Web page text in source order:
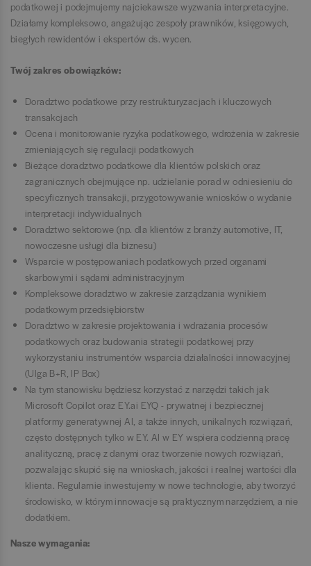
podatkowej i podejmujemy najciekawsze wyzwania interpretacyjne.
Działamy kompleksowo, angażując zespoły prawników, księgowych,
biegłych rewidentów i ekspertów ds. wycen.
Twój zakres obowiązków:
Doradztwo podatkowe przy restrukturyzacjach i kluczowych
transakcjach
Ocena i monitorowanie ryzyka podatkowego, wdrożenia w zakresie
zmieniających się regulacji podatkowych
Bieżące doradztwo podatkowe dla klientów polskich oraz
zagranicznych obejmujące np. udzielanie porad w odniesieniu do
specyficznych transakcji, przygotowywanie wniosków o wydanie
interpretacji indywidualnych
Doradztwo sektorowe (np. dla klientów z branży automotive, IT,
nowoczesne usługi dla biznesu)
Wsparcie w postępowaniach podatkowych przed organami
skarbowymi i sądami administracyjnym
Kompleksowe doradztwo w zakresie zarządzania wynikiem
podatkowym przedsiębiorstw
Doradztwo w zakresie projektowania i wdrażania procesów
podatkowych oraz budowania strategii podatkowej przy
wykorzystaniu instrumentów wsparcia działalności innowacyjnej
(Ulga B+R, IP Box)
Na tym stanowisku będziesz korzystać z narzędzi takich jak
Microsoft Copilot oraz EY.ai EYQ - prywatnej i bezpiecznej
platformy generatywnej AI, a także innych, unikalnych rozwiązań,
często dostępnych tylko w EY. AI w EY wspiera codzienną pracę
analityczną, pracę z danymi oraz tworzenie nowych rozwiązań,
pozwalając skupić się na wnioskach, jakości i realnej wartości dla
klienta. Regularnie inwestujemy w nowe technologie, aby tworzyć
środowisko, w którym innowacje są praktycznym narzędziem, a nie
dodatkiem.
Nasze wymagania: